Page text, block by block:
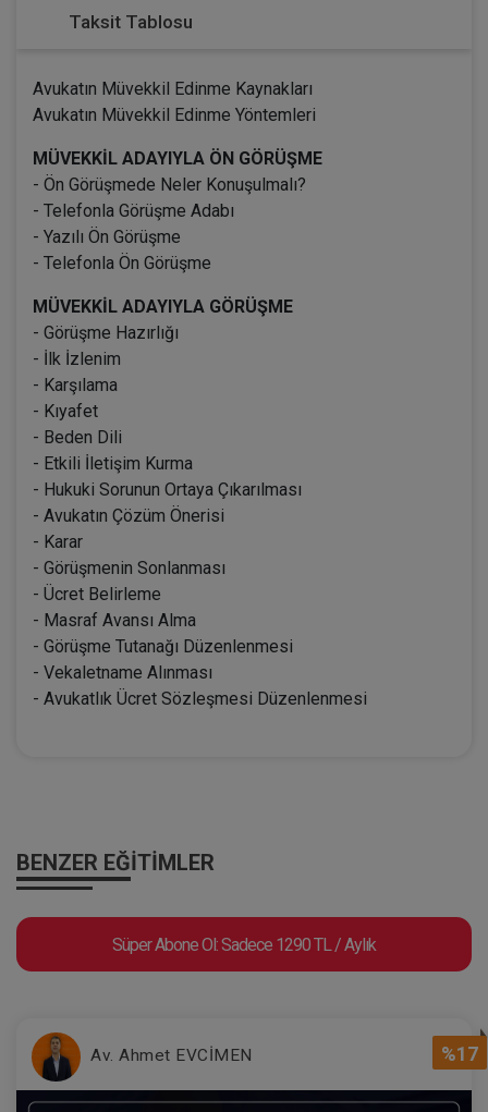
Taksit Tablosu
Avukatın Müvekkil Edinme Kaynakları
Avukatın Müvekkil Edinme Yöntemleri
MÜVEKKİL ADAYIYLA ÖN GÖRÜŞME
- Ön Görüşmede Neler Konuşulmalı?
- Telefonla Görüşme Adabı
- Yazılı Ön Görüşme
- Telefonla Ön Görüşme
MÜVEKKİL ADAYIYLA GÖRÜŞME
- Görüşme Hazırlığı
- İlk İzlenim
- Karşılama
- Kıyafet
- Beden Dili
- Etkili İletişim Kurma
- Hukuki Sorunun Ortaya Çıkarılması
- Avukatın Çözüm Önerisi
- Karar
- Görüşmenin Sonlanması
- Ücret Belirleme
- Masraf Avansı Alma
- Görüşme Tutanağı Düzenlenmesi
- Vekaletname Alınması
- Avukatlık Ücret Sözleşmesi Düzenlenmesi
BENZER EĞITIMLER
Süper Abone Ol: Sadece 1290 TL / Aylık
%17
Av. Ahmet EVCİMEN